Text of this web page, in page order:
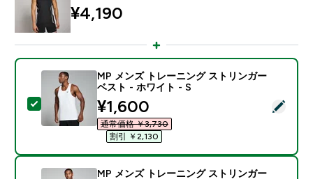
¥4,190‎
この商品を選択 - MP メンズ トレーニング ストリン
MP メンズ トレーニング ストリンガー
ベスト - ホワイト - S
discounted price
¥1,600‎
通常価格 ￥3,730‎
割引 ￥2,130‎
MP メンズ トレーニング ストリンガー